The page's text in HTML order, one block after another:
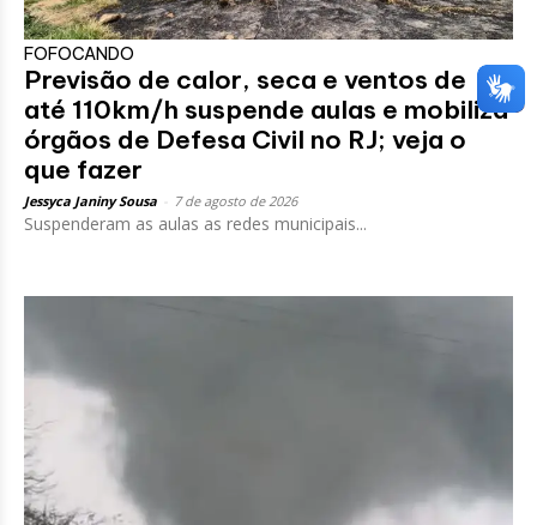
FOFOCANDO
Previsão de calor, seca e ventos de
até 110km/h suspende aulas e mobiliza
órgãos de Defesa Civil no RJ; veja o
que fazer
Jessyca Janiny Sousa 7 de agosto de 2026
Suspenderam as aulas as redes municipais...